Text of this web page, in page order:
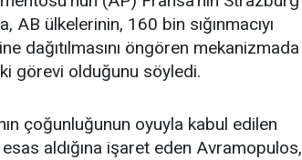
AB ülkelerinin, 160 bin sığınmacıyı
dağıtılmasını öngören mekanizmada
görevi olduğunu söyledi.
çoğunluğunun oyuyla kabul edilen
esas aldığına işaret eden Avramopulos,